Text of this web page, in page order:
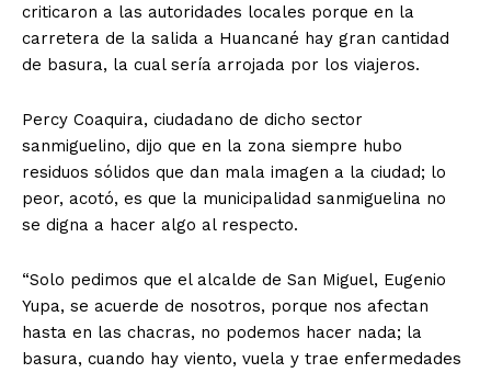
criticaron a las autoridades locales porque en la
carretera de la salida a Huancané hay gran cantidad
de basura, la cual sería arrojada por los viajeros.
Percy Coaquira, ciudadano de dicho sector
sanmiguelino, dijo que en la zona siempre hubo
residuos sólidos que dan mala imagen a la ciudad; lo
peor, acotó, es que la municipalidad sanmiguelina no
se digna a hacer algo al respecto.
“Solo pedimos que el alcalde de San Miguel, Eugenio
Yupa, se acuerde de nosotros, porque nos afectan
hasta en las chacras, no podemos hacer nada; la
basura, cuando hay viento, vuela y trae enfermedades